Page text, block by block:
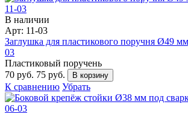
В наличии
Арт: 11-03
Заглушка для пластикового поручня Ø49
03
Пластиковый поручень
70 руб. 75 руб. В корзину
К сравнению Убрать